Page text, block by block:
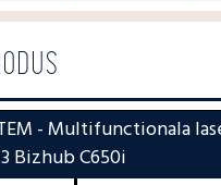
- Multifunctionala
Bizhub C650i